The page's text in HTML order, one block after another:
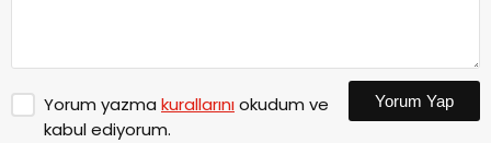
Yorum yazma kurallarınıokudum ve
kabul ediyorum.
Yorum Yap